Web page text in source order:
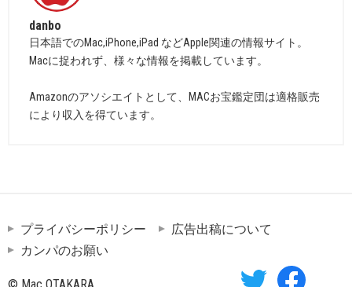
danbo
日本語でのMac,iPhone,iPad などApple関連の情報サイト。
Macに捉われず、様々な情報を掲載しています。
Amazonのアソシエイトとして、MACお宝鑑定団は適格販売
により収入を得ています。
プライバシーポリシー
広告出稿について
カンパのお願い